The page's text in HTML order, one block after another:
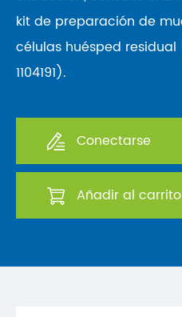
kit de preparación de
células huésped
1104191).
Conectarse
Añadir al carrito